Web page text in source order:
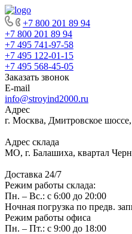
+7 800 201 89 94
+7 800 201 89 94
+7 495 741-97-58
+7 495 122-01-15
+7 495 568-45-05
Заказать звонок
E-mail
info@stroyind2000.ru
Адрес
г. Москва, Дмитровское
Адрес склада
МО, г. Балашиха, квартал
Доставка 24/7
Режим работы склада:
Пн. – Вс.: с 6:00 до 20:00
Ночная погрузка по предв.
Режим работы офиса
Пн. – Пт.: с 9:00 до 18:00